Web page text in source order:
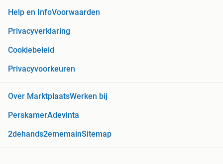
Help en InfoVoorwaarden
Privacyverklaring
Cookiebeleid
Privacyvoorkeuren
Over MarktplaatsWerken bij
PerskamerAdevinta
2dehands2ememainSitemap